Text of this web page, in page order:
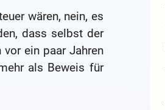
wären, nein, es
dass selbst der
ein paar Jahren
als Beweis für